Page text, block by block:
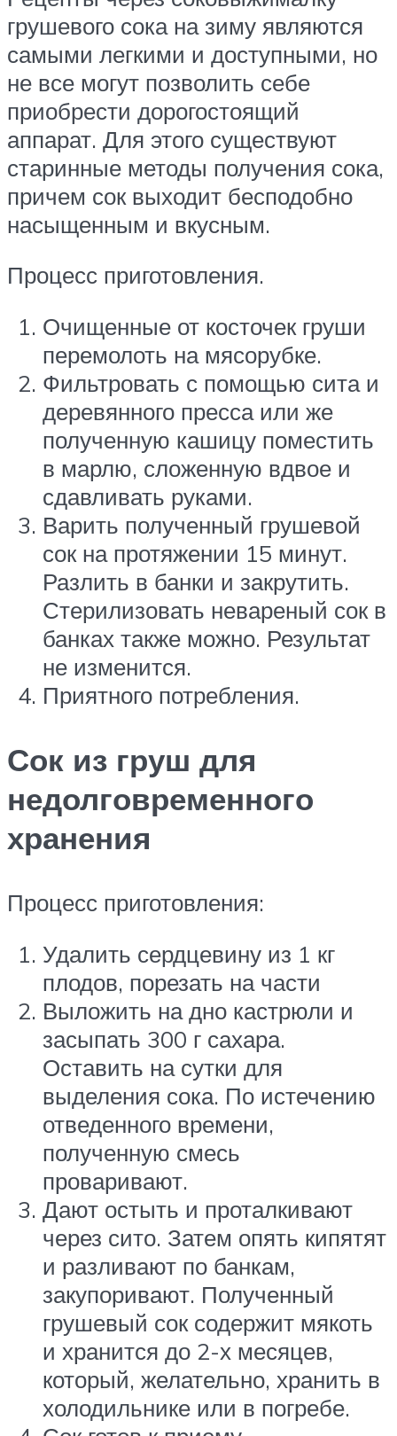
грушевого сока на зиму являются
самыми легкими и доступными, но
не все могут позволить себе
приобрести дорогостоящий
аппарат. Для этого существуют
старинные методы получения сока,
причем сок выходит бесподобно
насыщенным и вкусным.
Процесс приготовления.
Очищенные от косточек груши
перемолоть на мясорубке.
Фильтровать с помощью сита и
деревянного пресса или же
полученную кашицу поместить
в марлю, сложенную вдвое и
сдавливать руками.
Варить полученный грушевой
сок на протяжении 15 минут.
Разлить в банки и закрутить.
Стерилизовать невареный сок в
банках также можно. Результат
не изменится.
Приятного потребления.
Сок из груш для
недолговременного
хранения
Процесс приготовления:
Удалить сердцевину из 1 кг
плодов, порезать на части
Выложить на дно кастрюли и
засыпать 300 г сахара.
Оставить на сутки для
выделения сока. По истечению
отведенного времени,
полученную смесь
проваривают.
Дают остыть и проталкивают
через сито. Затем опять кипятят
и разливают по банкам,
закупоривают. Полученный
грушевый сок содержит мякоть
и хранится до 2-х месяцев,
который, желательно, хранить в
холодильнике или в погребе.